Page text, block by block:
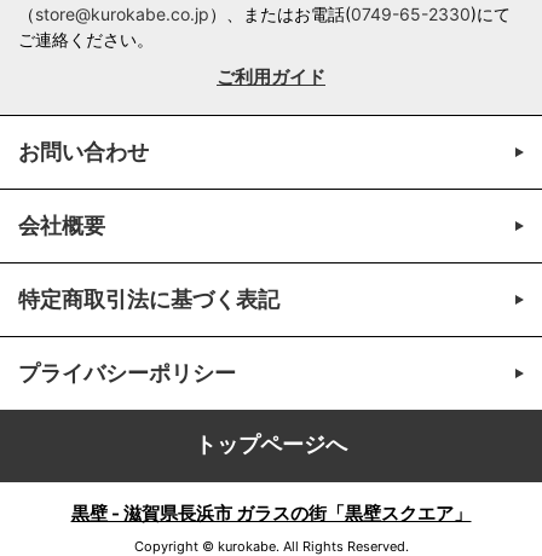
（store@kurokabe.co.jp）、またはお電話(0749-65-2330)にて
ご連絡ください。
ご利用ガイド
お問い合わせ
会社概要
特定商取引法に基づく表記
プライバシーポリシー
トップページへ
黒壁 - 滋賀県長浜市 ガラスの街「黒壁スクエア」
Copyright © kurokabe. All Rights Reserved.